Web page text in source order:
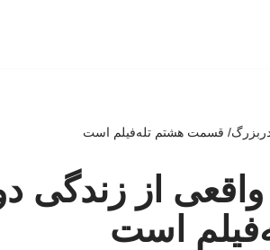
قسمت هشتم تله‌فیلم است
از زندگی
است